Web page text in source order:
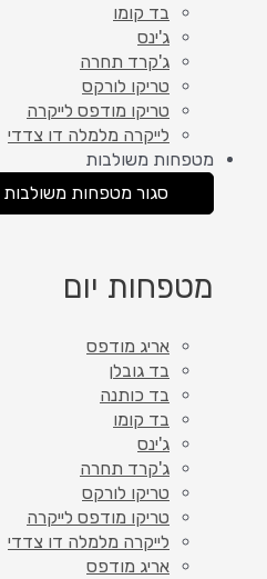
בד קומו
ג'ינס
ג'קרד תחרה
טריקו לורקס
טריקו מודפס לייקרה
לייקרה מלמלה דו צדדי
מטפחות משולבות
סגור מטפחות משולבות
מטפחות יום
אריג מודפס
בד גובלן
בד כותנה
בד קומו
ג'ינס
ג'קרד תחרה
טריקו לורקס
טריקו מודפס לייקרה
לייקרה מלמלה דו צדדי
אריג מודפס